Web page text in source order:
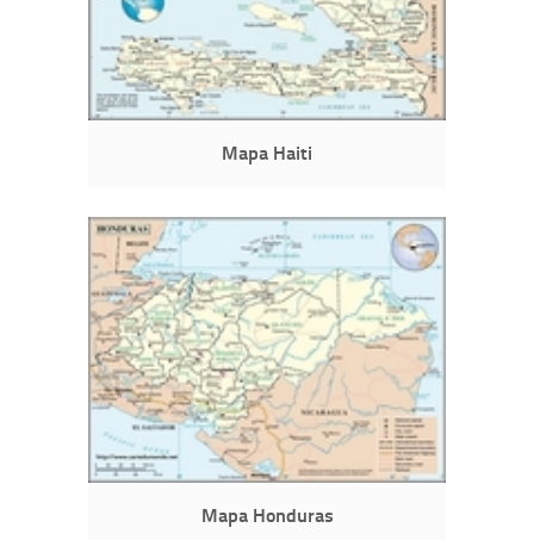
Mapa Haiti
Mapa Honduras